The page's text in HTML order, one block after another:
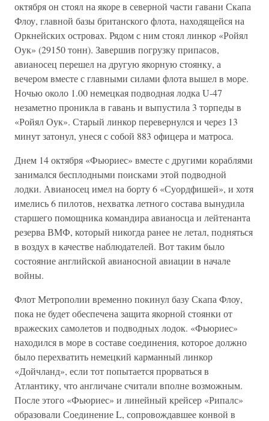
октября он стоял на якоре в северной части гавани Скапа
Флоу, главной базы британского флота, находящейся на
Оркнейских островах. Рядом с ним стоял линкор «Ройял
Оук» (29150 тонн). Завершив погрузку припасов,
авианосец перешел на другую якорную стоянку, а
вечером вместе с главными силами флота вышел в море.
Ночью около 1.00 немецкая подводная лодка U-47
незаметно проникла в гавань и выпустила 3 торпеды в
«Ройял Оук». Старый линкор перевернулся и через 13
минут затонул, унеся с собой 883 офицера и матроса.
Днем 14 октября «Фьюриес» вместе с другими кораблями
занимался бесплодными поисками этой подводной
лодки. Авианосец имел на борту 6 «Суордфишей», и хотя
имелись 6 пилотов, нехватка летного состава вынудила
старшего помощника командира авианосца и лейтенанта
резерва ВМФ, который никогда ранее не летал, подняться
в воздух в качестве наблюдателей. Вот таким было
состояние английской авианосной авиации в начале
войны.
Флот Метрополии временно покинул базу Скапа Флоу,
пока не будет обеспечена защита якорной стоянки от
вражеских самолетов и подводных лодок. «Фьюриес»
находился в море в составе соединения, которое должно
было перехватить немецкий карманный линкор
«Дойчланд», если тот попытается прорваться в
Атлантику, что англичане считали вполне возможным.
После этого «Фьюриес» и линейный крейсер «Рипалс»
образовали Соединение L, сопровождавшее конвой в